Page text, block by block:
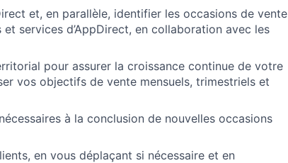
et, en parallèle, identifier les occasions de vente
services d’AppDirect, en collaboration avec les
pour assurer la croissance continue de votre
vos objectifs de vente mensuels, trimestriels et
à la conclusion de nouvelles occasions
en vous déplaçant si nécessaire et en